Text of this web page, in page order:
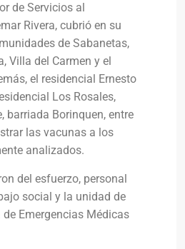
de Servicios al
Rivera, cubrió en su
de Sabanetas,
Villa del Carmen y el
el residencial Ernesto
Los Rosales,
barriada Borinquen, entre
las vacunas a los
analizados.
del esfuerzo, personal
social y la unidad de
de Emergencias Médicas